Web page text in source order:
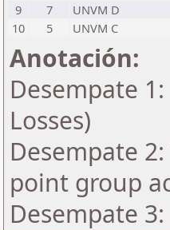
9
7 UNVM D
10
5 UNVM C
Anotación:
Desempate
Losses)
Desempate
point group
Desempate